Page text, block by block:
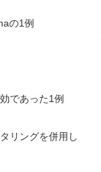
の1例
であった1例
リングを併用し